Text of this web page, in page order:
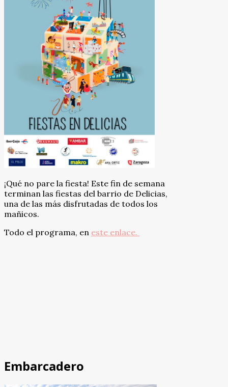
¡Qué no pare la fiesta! Este fin de semana
terminan las fiestas del barrio de Delicias,
una de las más disfrutadas de todos los
mañicos.
Todo el programa, en este enlace.
Embarcadero